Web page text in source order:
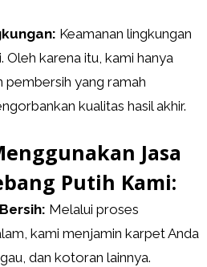
Keamanan lingkungan
Oleh karena itu, kami hanya
pembersih yang ramah
kualitas hasil akhir.
Jasa
Putih Kami:
Melalui proses
kami menjamin karpet Anda
dan kotoran lainnya.